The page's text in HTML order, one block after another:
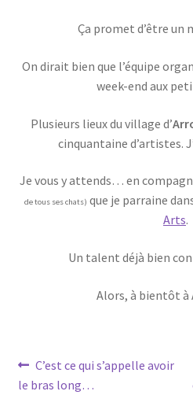
Ça promet d’être un
On dirait bien que l’équipe
week-end aux
Plusieurs lieux du village d’
cinquantaine d’artistes.
Je vous y attends… en
de tous ses chats) que je parraine
Arts.
Un talent déjà bien
Alors, à bientôt
Navigation
de
Article
précédent :
C’est ce qui s’appelle avoir
le bras long…